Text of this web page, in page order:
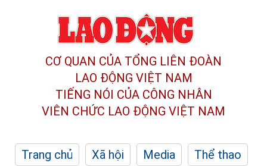
CƠ QUAN CỦA TỔNG LIÊN ĐOÀN
LAO ĐỘNG VIỆT NAM
TIẾNG NÓI CỦA CÔNG NHÂN
VIÊN CHỨC LAO ĐỘNG VIỆT NAM
Trang chủ Xã hội Media
Thể thao